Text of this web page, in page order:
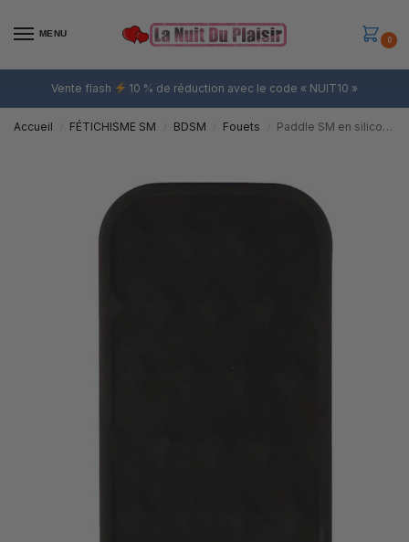
MENU
0
Vente flash 10 % de réduction avec le code « NUIT10 »
Accueil FÉTICHISME SM BDSM Fouets Paddle SM en silicone Noir